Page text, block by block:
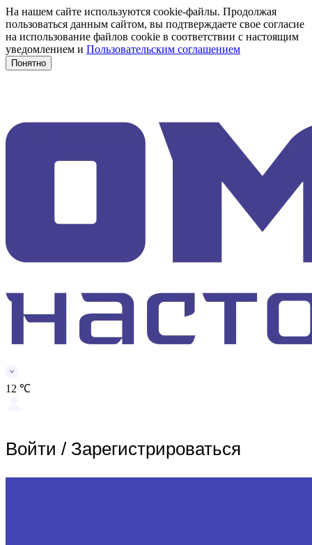
На нашем сайте используются cookie-файлы. Продолжая
пользоваться данным сайтом, вы подтверждаете свое согласие
на использование файлов cookie в соответствии с настоящим
уведомлением и Пользовательским соглашением
Понятно
12 ℃
Войти / Зарегистрироваться